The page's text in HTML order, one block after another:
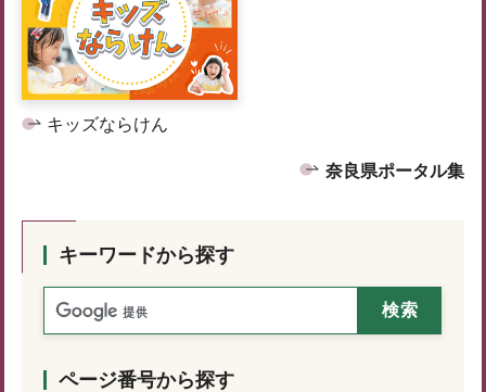
キッズならけん
奈良県ポータル集
キーワードから探す
ページ番号から探す